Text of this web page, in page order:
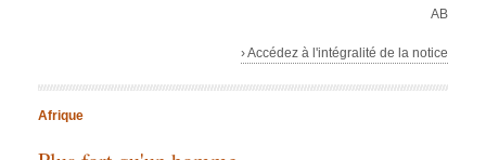
AB
› Accédez à l'intégralité de la notice
Afrique